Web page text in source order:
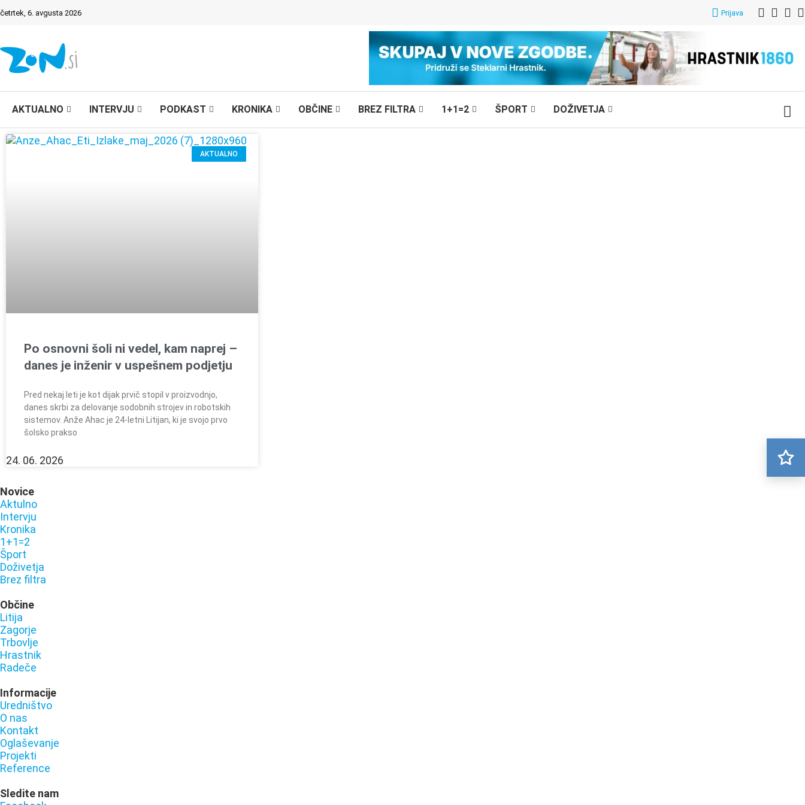
četrtek, 6. avgusta 2026 Prijava
AKTUALNO INTERVJU PODKAST KRONIKA OBČINE BREZ FILTRA 1+1=2 ŠPORT DOŽIVETJA
AKTUALNO
Po osnovni šoli ni vedel, kam naprej –
danes je inženir v uspešnem podjetju
Pred nekaj leti je kot dijak prvič stopil v proizvodnjo,
danes skrbi za delovanje sodobnih strojev in robotskih
sistemov. Anže Ahac je 24-letni Litijan, ki je svojo prvo
šolsko prakso
24. 06. 2026
Novice
Aktulno
Intervju
Kronika
1+1=2
Šport
Doživetja
Brez filtra
Občine
Litija
Zagorje
Trbovlje
Hrastnik
Radeče
Informacije
Uredništvo
O nas
Kontakt
Oglaševanje
Projekti
Reference
Sledite nam